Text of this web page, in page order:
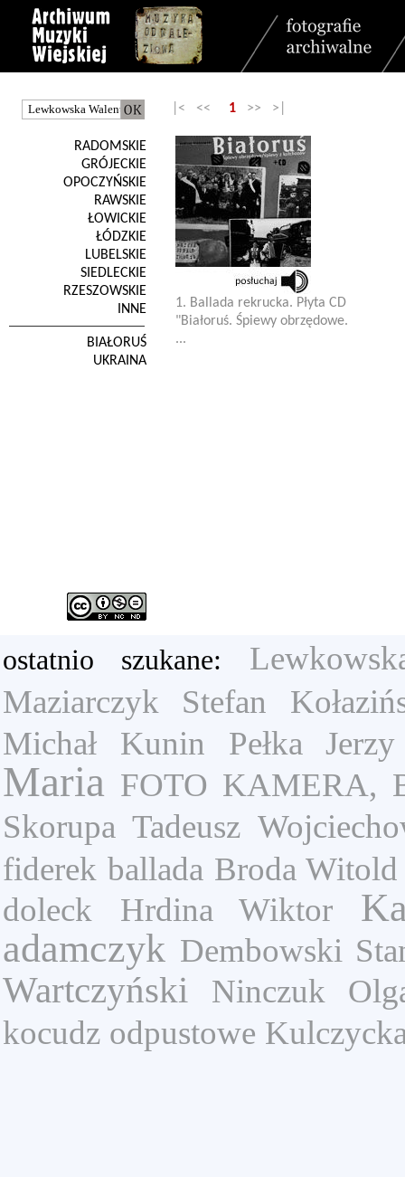
RADOMSKIE
GRÓJECKIE
OPOCZYŃSKIE
RAWSKIE
ŁOWICKIE
ŁÓDZKIE
LUBELSKIE
SIEDLECKIE
RZESZOWSKIE
INNE
BIAŁORUŚ
UKRAINA
|< << 1 >> >|
1. Ballada rekrucka. Płyta CD
"Białoruś. Śpiewy obrzędowe.
...
ostatnio szukane:
Maziarczyk Stefan
Michał
Kunin Pełka Jerzy
Maria FOTO KAMERA,
Skorupa Tadeusz
fiderek ballada Broda Witold
doleck
Hrdina Wiktor
adamczyk Dembowski
Wartczyński
Ninczuk
kocudz odpustowe